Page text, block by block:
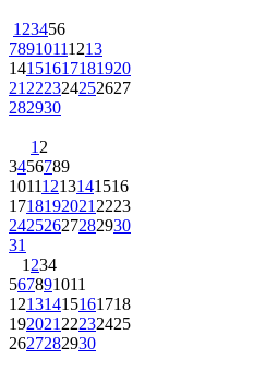
1 23456
78910111213
14151617181920
21 222324252627
282930
1 2
3456789
10111213141516
1718192021 2223
24252627282930
31
1 234
567891011
12131415161718
192021 22232425
2627282930